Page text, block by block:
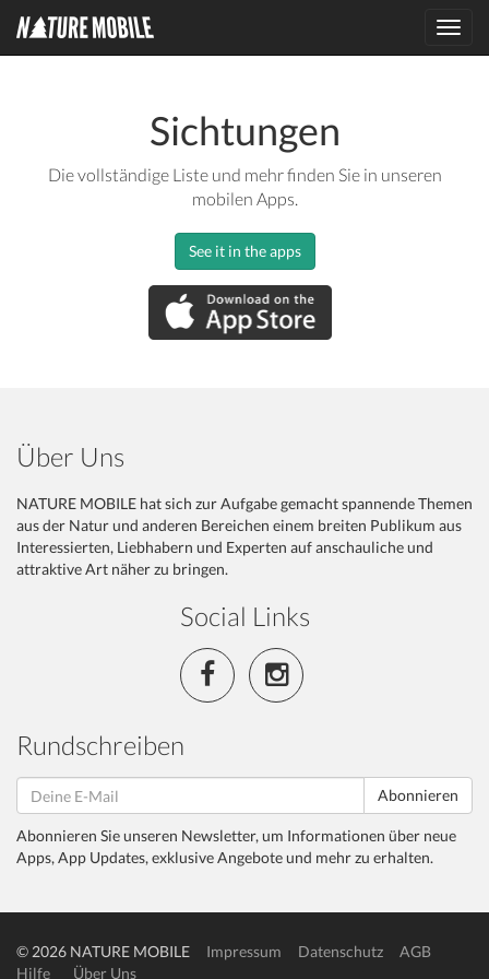
Sichtungen
Die vollständige Liste und mehr finden Sie in unseren
mobilen Apps.
See it in the apps
Über Uns
NATURE MOBILE hat sich zur Aufgabe gemacht spannende Themen
aus der Natur und anderen Bereichen einem breiten Publikum aus
Interessierten, Liebhabern und Experten auf anschauliche und
attraktive Art näher zu bringen.
Social Links
Rundschreiben
Abonnieren
Abonnieren Sie unseren Newsletter, um Informationen über neue
Apps, App Updates, exklusive Angebote und mehr zu erhalten.
© 2026 NATURE MOBILE Impressum Datenschutz
AGB
Hilfe
Über Uns